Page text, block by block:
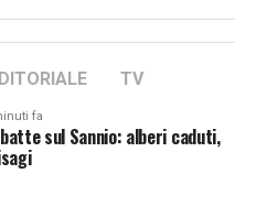
TV
fa
sul Sannio: alberi caduti,